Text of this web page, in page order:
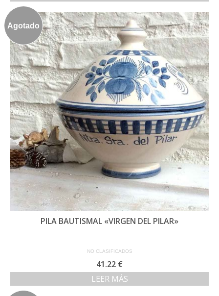
Agotado
PILA BAUTISMAL «VIRGEN DEL PILAR»
NO CLASIFICADOS
41.22 €
LEER MÁS